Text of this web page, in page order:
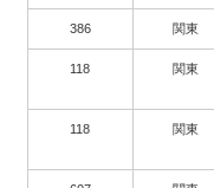
386 関東
118 関東
118 関東